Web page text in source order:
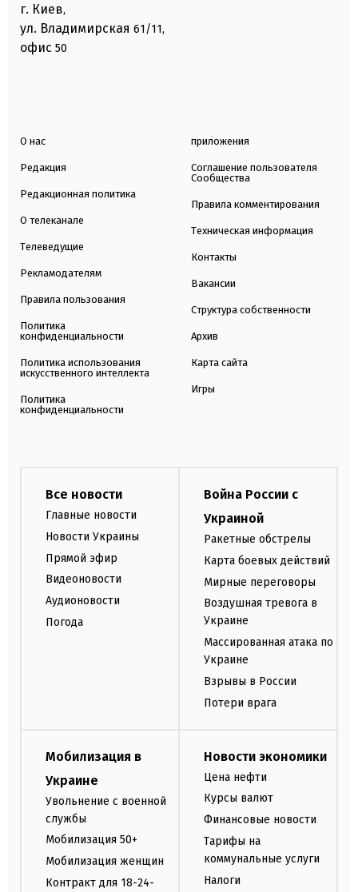
г. Киев,
ул. Владимирская 61/11,
офис 50
О нас
Редакция
Редакционная политика
О телеканале
Телеведущие
Рекламодателям
Правила пользования
Политика
конфиденциальности
Политика использования
искусственного интеллекта
Политика
конфиденциальности
приложения
Соглашение пользователя
Сообщества
Правила комментирования
Техническая информация
Контакты
Вакансии
Структура собственности
Архив
Карта сайта
Игры
Все новости
Главные новости
Новости Украины
Прямой эфир
Видеоновости
Аудионовости
Погода
Война России с
Украиной
Ракетные обстрелы
Карта боевых действий
Мирные переговоры
Воздушная тревога в
Украине
Массированная атака по
Украине
Взрывы в России
Потери врага
Мобилизация в
Украине
Увольнение с военной
службы
Мобилизация 50+
Мобилизация женщин
Контракт для 18-24-
Новости экономики
Цена нефти
Курсы валют
Финансовые новости
Тарифы на
коммунальные услуги
Налоги